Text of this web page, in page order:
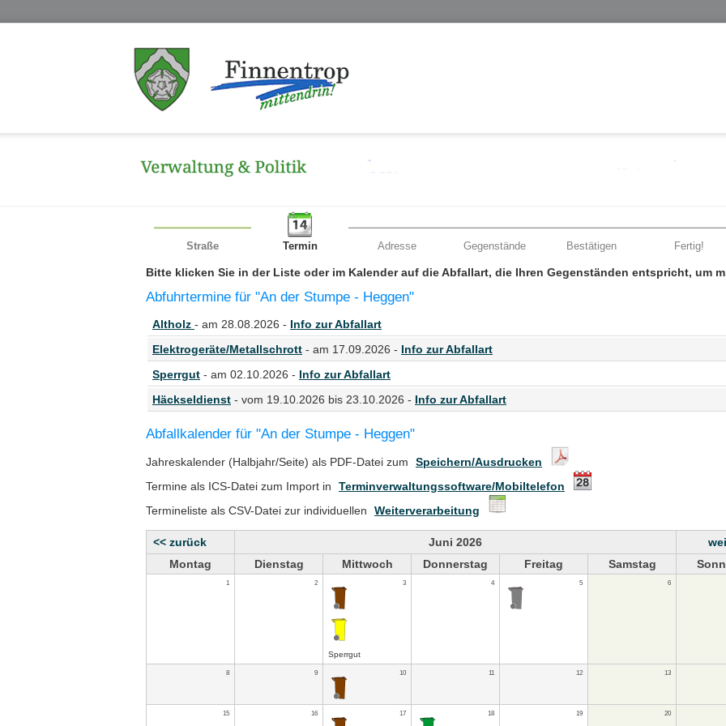
Straße Termin Adresse Gegenstände Bestätigen Fertig!
Bitte klicken Sie in der Liste oder im Kalender auf die Abfallart, die Ihren Gegenständen entspricht, um
Abfuhrtermine für "An der Stumpe - Heggen"
Altholz - am 28.08.2026 - Info zur Abfallart
Elektrogeräte/Metallschrott - am 17.09.2026 - Info zur Abfallart
Sperrgut - am 02.10.2026 - Info zur Abfallart
Häckseldienst - vom 19.10.2026 bis 23.10.2026 - Info zur Abfallart
Abfallkalender für "An der Stumpe - Heggen"
Jahreskalender (Halbjahr/Seite) als PDF-Datei zum
Speichern/Ausdrucken
Termine als ICS-Datei zum Import in
Terminverwaltungssoftware/Mobiltelefon
Termineliste als CSV-Datei zur individuellen
Weiterverarbeitung
<< zurück Juni 2026
Montag
Dienstag Mittwoch Donnerstag Freitag Samstag
1 2 3
Sperrgut
4 5 6
8 9 10 11 12 13
15 16 17 18 19 20